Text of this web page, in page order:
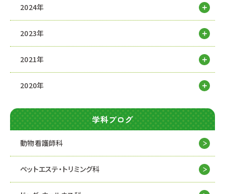
2024年
2023年
2021年
2020年
学科ブログ
動物看護師科
ペットエステ・トリミング科